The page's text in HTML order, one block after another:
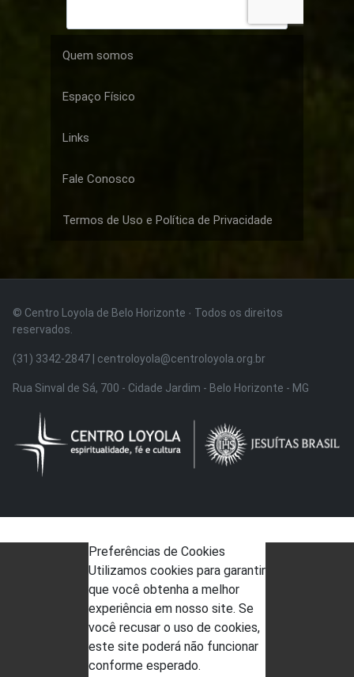
Quem somos
Espaço Físico
Links
Fale Conosco
Termos de Uso e Política de Privacidade
© Centro Loyola de Belo Horizonte · Todos os direitos
reservados.
(31) 3342-2847 | centroloyola@centroloyola.org.br
Rua Sinval de Sá, 700 - Cidade Jardim - Belo Horizonte - MG
Preferências de Cookies
Utilizamos cookies para garantir
que você obtenha a melhor
experiência em nosso site. Se
você recusar o uso de cookies,
este site poderá não funcionar
conforme esperado.